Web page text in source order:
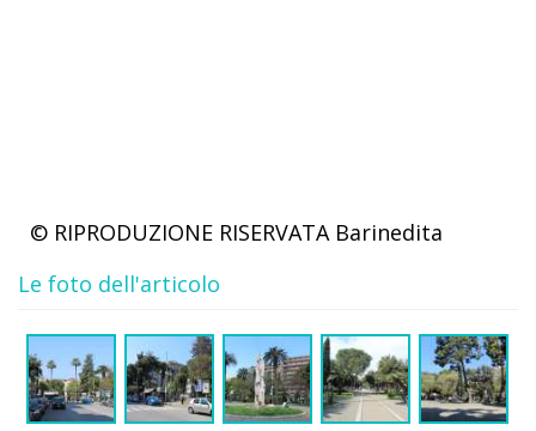
© RIPRODUZIONE RISERVATA Barinedita
Le foto dell'articolo